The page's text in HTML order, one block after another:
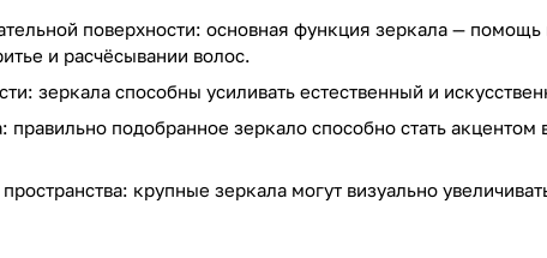
поверхности: основная функция зеркала —
и расчёсывании волос.
зеркала способны усиливать естественный и
подобранное зеркало способно стать
крупные зеркала могут визуально